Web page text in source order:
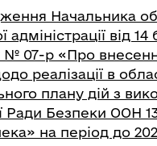
Начальника
адміністрації від 14
№ 07-р «Про
реалізації в
плану дій з
Ради Безпеки ООН
на період до